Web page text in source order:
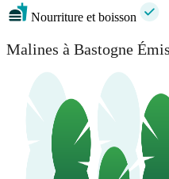
Nourriture et boisson
Malines à Bastogne